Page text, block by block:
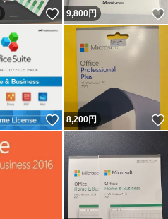
いいね！
9,800円
いいね！
8,200円